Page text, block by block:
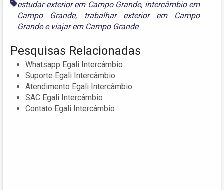
estudar exterior em Campo Grande, intercâmbio em
Campo Grande,
trabalhar exterior em Campo
Grandee viajar em Campo Grande
Pesquisas Relacionadas
Whatsapp Egali Intercâmbio
Suporte Egali Intercâmbio
Atendimento Egali Intercâmbio
SAC Egali Intercâmbio
Contato Egali Intercâmbio